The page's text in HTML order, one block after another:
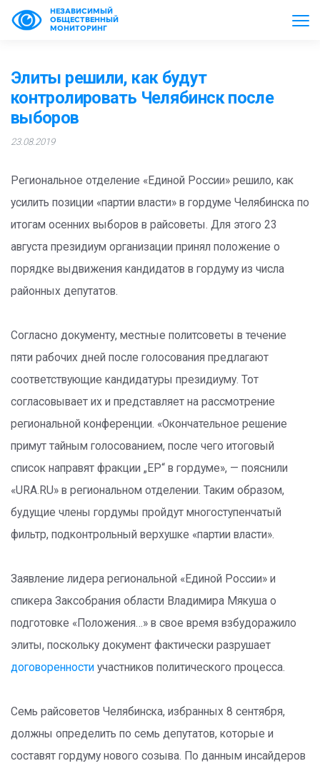
НЕЗАВИСИМЫЙ
ОБЩЕСТВЕННЫЙ
МОНИТОРИНГ
Элиты решили, как будут
контролировать Челябинск после
выборов
23.08.2019
Региональное отделение «Единой России» решило, как
усилить позиции «партии власти» в гордуме Челябинска по
итогам осенних выборов в райсоветы. Для этого 23
августа президиум организации принял положение о
порядке выдвижения кандидатов в гордуму из числа
районных депутатов.
Согласно документу, местные политсоветы в течение
пяти рабочих дней после голосования предлагают
соответствующие кандидатуры президиуму. Тот
согласовывает их и представляет на рассмотрение
региональной конференции. «Окончательное решение
примут тайным голосованием, после чего итоговый
список направят фракции „ЕР“ в гордуме», — пояснили
«URA.RU» в региональном отделении. Таким образом,
будущие члены гордумы пройдут многоступенчатый
фильтр, подконтрольный верхушке «партии власти».
Заявление лидера региональной «Единой России» и
спикера Заксобрания области Владимира Мякуша о
подготовке «Положения…» в свое время взбудоражило
элиты, поскольку документ фактически разрушает
договоренности участников политического процесса.
Семь райсоветов Челябинска, избранных 8 сентября,
должны определить по семь депутатов, которые и
составят гордуму нового созыва. По данным инсайдеров